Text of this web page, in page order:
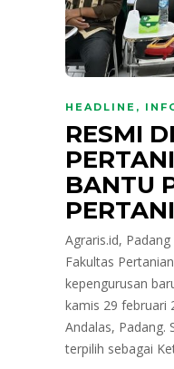
HEADLINE ,
RESMI
BANTU
Agraris.id,
Fakultas
kepengurusan
kamis 29 februari
Andalas, Padang.
terpilih sebagai